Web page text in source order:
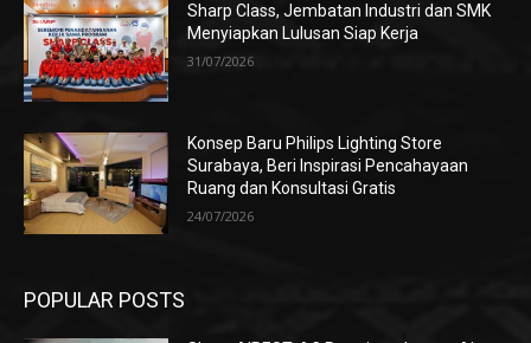
Sharp Class, Jembatan Industri dan SMK
Menyiapkan Lulusan Siap Kerja
31/07/2026
Konsep Baru Philips Lighting Store
Surabaya, Beri Inspirasi Pencahayaan
Ruang dan Konsultasi Gratis
24/07/2026
POPULAR POSTS